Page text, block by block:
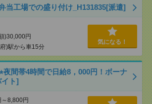
当工場での盛り付け_H131835[派遣]
)30,000円
)駅から車15分
気になる！
夜間帯4時間で日給8，000円！ボーナ
イト]
8,800円